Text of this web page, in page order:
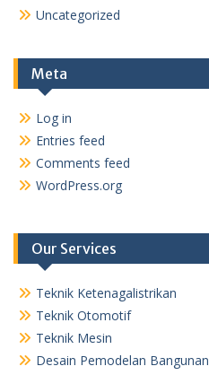
Uncategorized
Meta
Log in
Entries feed
Comments feed
WordPress.org
Our Services
Teknik Ketenagalistrikan
Teknik Otomotif
Teknik Mesin
Desain Pemodelan Bangunan